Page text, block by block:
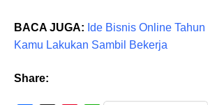
BACA JUGA: Ide Bisnis Online
Kamu Lakukan Sambil Bekerja
Share: